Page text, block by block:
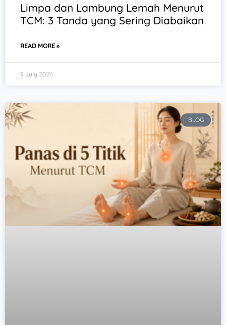
Limpa dan Lambung Lemah Menurut
TCM: 3 Tanda yang Sering Diabaikan
READ MORE »
9 July 2026
BLOG